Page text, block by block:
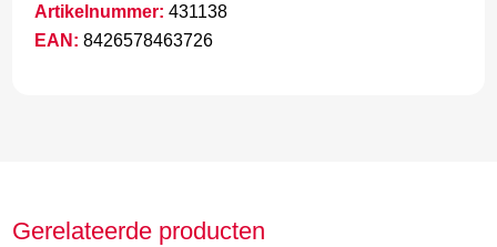
Artikelnummer: 431138
EAN: 8426578463726
Gerelateerde producten